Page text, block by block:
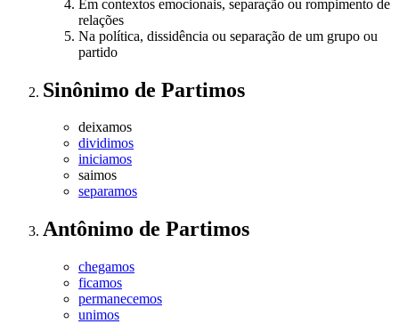
Em contextos emocionais, separação ou rompimento de
relações
Na política, dissidência ou separação de um grupo ou
partido
Sinônimo de Partimos
deixamos
dividimos
iniciamos
saimos
separamos
Antônimo de Partimos
chegamos
ficamos
permanecemos
unimos